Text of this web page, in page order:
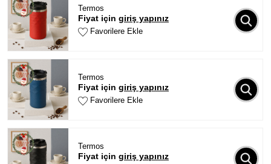
Termos
Fiyat için giriş yapınız
Favorilere Ekle
Termos
Fiyat için giriş yapınız
Favorilere Ekle
Termos
Fiyat için giriş yapınız